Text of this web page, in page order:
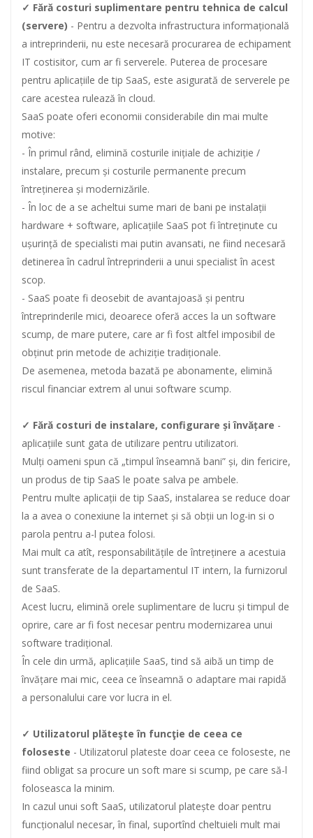
✓ Fără costuri suplimentare pentru tehnica de calcul
(servere) - Pentru a dezvolta infrastructura informațională
a intreprinderii, nu este necesară procurarea de echipament
IT costisitor, cum ar fi serverele. Puterea de procesare
pentru aplicațiile de tip SaaS, este asigurată de serverele pe
care acestea rulează în cloud.
SaaS poate oferi economii considerabile din mai multe
motive:
- În primul rând, elimină costurile inițiale de achiziție /
instalare, precum și costurile permanente precum
întreținerea și modernizările.
- În loc de a se acheltui sume mari de bani pe instalații
hardware + software, aplicațiile SaaS pot fi întreținute cu
ușurință de specialisti mai putin avansati, ne fiind necesară
detinerea în cadrul întreprinderii a unui specialist în acest
scop.
- SaaS poate fi deosebit de avantajoasă și pentru
întreprinderile mici, deoarece oferă acces la un software
scump, de mare putere, care ar fi fost altfel imposibil de
obținut prin metode de achiziție tradiționale.
De asemenea, metoda bazată pe abonamente, elimină
riscul financiar extrem al unui software scump.
✓ Fără costuri de instalare, configurare și învățare -
aplicațiile sunt gata de utilizare pentru utilizatori.
Mulți oameni spun că „timpul înseamnă bani” și, din fericire,
un produs de tip SaaS le poate salva pe ambele.
Pentru multe aplicații de tip SaaS, instalarea se reduce doar
la a avea o conexiune la internet și să obții un log-in si o
parola pentru a-l putea folosi.
Mai mult ca atît, responsabilitățile de întreținere a acestuia
sunt transferate de la departamentul IT intern, la furnizorul
de SaaS.
Acest lucru, elimină orele suplimentare de lucru și timpul de
oprire, care ar fi fost necesar pentru modernizarea unui
software tradițional.
În cele din urmă, aplicațiile SaaS, tind să aibă un timp de
învățare mai mic, ceea ce înseamnă o adaptare mai rapidă
a personalului care vor lucra in el.
✓ Utilizatorul plăteşte în funcţie de ceea ce
foloseste - Utilizatorul plateste doar ceea ce foloseste, ne
fiind obligat sa procure un soft mare si scump, pe care să-l
foloseasca la minim.
In cazul unui soft SaaS, utilizatorul platește doar pentru
funcționalul necesar, în final, suportînd cheltuieli mult mai